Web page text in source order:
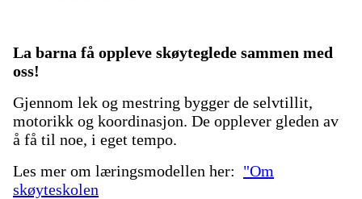
La barna få oppleve skøyteglede sammen med
oss!
Gjennom lek og mestring bygger de selvtillit,
motorikk og koordinasjon. De opplever gleden av
å få til noe, i eget tempo.
Les mer om læringsmodellen her: "Om
skøyteskolen